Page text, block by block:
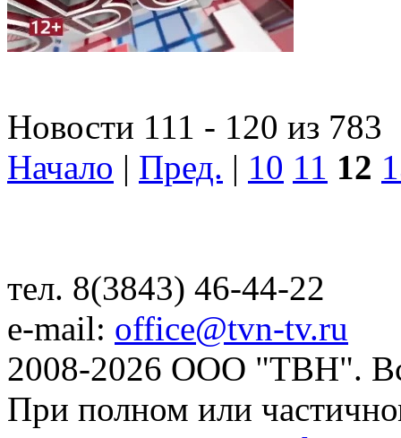
Новости 111 - 120 из 783
Начало | Пред. | 10 11 12
тел. 8(3843) 46-44-22
e-mail: office@tvn-tv.ru
2008-2026 ООО "ТВН".
При полном или